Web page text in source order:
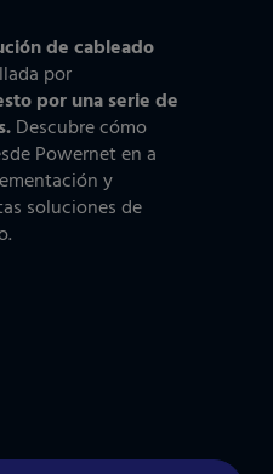
de cableado
por
por una serie de
Descubre cómo
Powernet en a
y
soluciones de